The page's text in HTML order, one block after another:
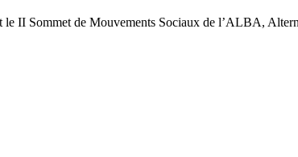
II Sommet de Mouvements Sociaux de l’ALBA,